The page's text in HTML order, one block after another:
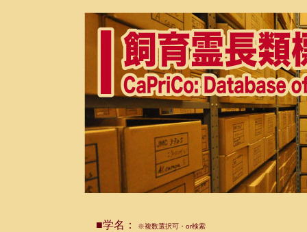
■学名： ※複数選択可・or検索